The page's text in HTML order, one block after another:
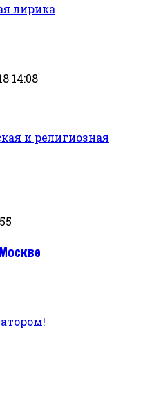
лирика
14:08
и религиозная